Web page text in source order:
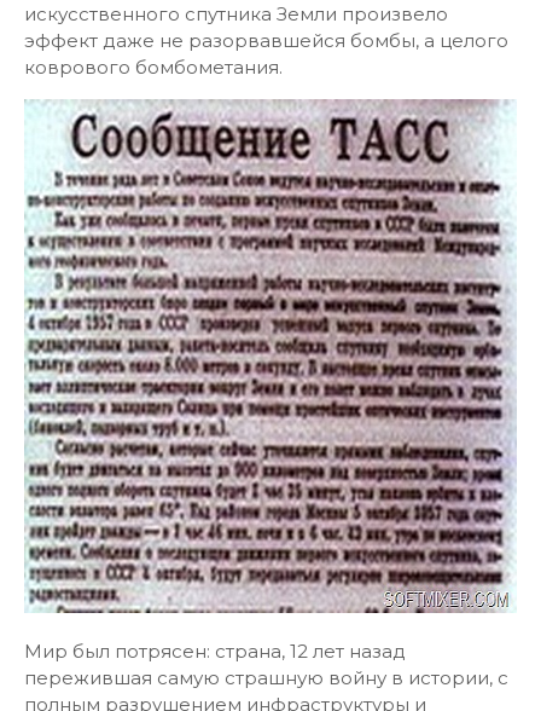
искусственного спутника Земли произвело
эффект даже не разорвавшейся бомбы, а целого
коврового бомбометания.
Мир был потрясен: страна, 12 лет назад
пережившая самую страшную войну в истории, с
полным разрушением инфраструктуры и